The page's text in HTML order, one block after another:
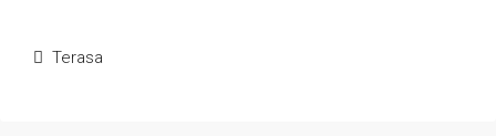
Terasa